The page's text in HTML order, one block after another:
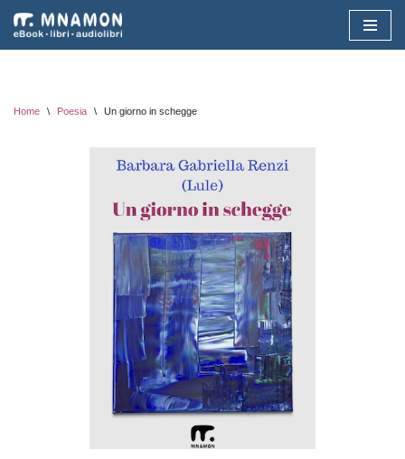
Vai
Home \ Poesia \ Un giorno in schegge